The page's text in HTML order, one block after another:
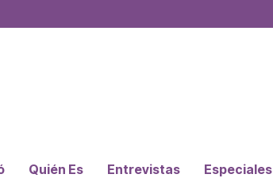
Quién Es Entrevistas Especiales